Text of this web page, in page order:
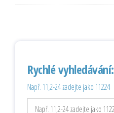
Rychlé vyhledávání:
Např. 11,2-24 zadejte jako 11224